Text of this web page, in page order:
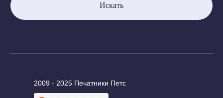
Искать
2009 - 2025 Печатники Петс